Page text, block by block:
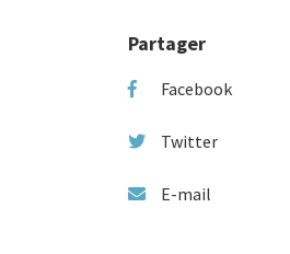
Partager
Facebook
Twitter
E-mail